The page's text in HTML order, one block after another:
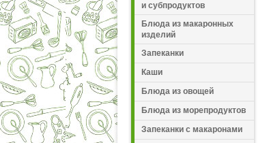
и субпродуктов
Блюда из макаронных
изделий
Запеканки
Каши
Блюда из овощей
Блюда из морепродуктов
Запеканки с макаронами